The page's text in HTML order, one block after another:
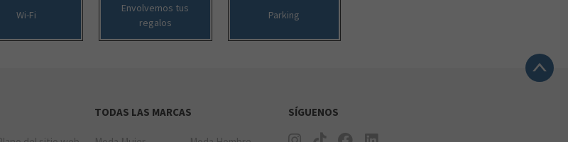
Wi-Fi
Envolvemos tus
regalos
Parking
TODAS LAS MARCAS SÍGUENOS